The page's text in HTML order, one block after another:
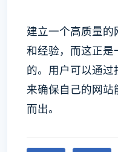
建立一个高质量
和经验，而这正是
的。用户可以通过
来确保自己的网站
而出。